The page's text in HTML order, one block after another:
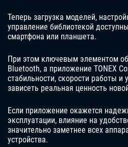
Теперь загрузка моделей,
управление библиотекой
смартфона или планшета.
При этом ключевым элементом
Bluetooth, а приложение TONEX
стабильности, скорости работы и
зависеть реальная ценность
Если приложение окажется
эксплуатации, влияние на
значительно заметнее всех
устройства.